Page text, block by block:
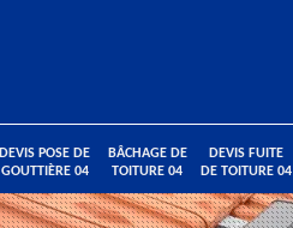
DEVIS POSE DE
GOUTTIÈRE 04
BÂCHAGE DE
TOITURE 04
DEVIS FUITE
DE TOITURE 04